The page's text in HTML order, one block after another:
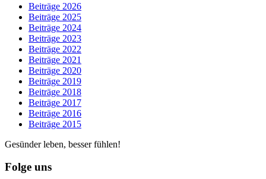
Beiträge 2026
Beiträge 2025
Beiträge 2024
Beiträge 2023
Beiträge 2022
Beiträge 2021
Beiträge 2020
Beiträge 2019
Beiträge 2018
Beiträge 2017
Beiträge 2016
Beiträge 2015
Gesünder leben, besser fühlen!
Folge uns